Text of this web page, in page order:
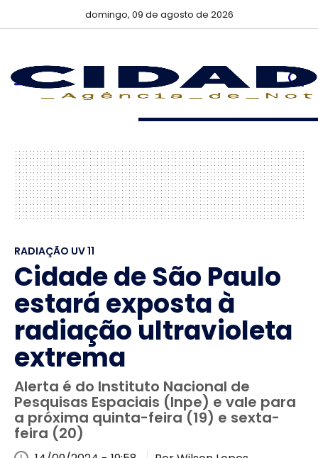
domingo, 09 de agosto de 2026
RADIAÇÃO UV 11
Cidade de São Paulo
estará exposta à
radiação ultravioleta
extrema
Alerta é do Instituto Nacional de
Pesquisas Espaciais (Inpe) e vale para
a próxima quinta-feira (19) e sexta-
feira (20)